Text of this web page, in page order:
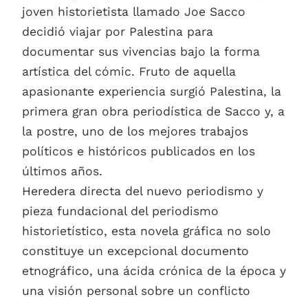
joven historietista llamado Joe Sacco
decidió viajar por Palestina para
documentar sus vivencias bajo la forma
artística del cómic. Fruto de aquella
apasionante experiencia surgió Palestina, la
primera gran obra periodística de Sacco y, a
la postre, uno de los mejores trabajos
políticos e históricos publicados en los
últimos años.
Heredera directa del nuevo periodismo y
pieza fundacional del periodismo
historietístico, esta novela gráfica no solo
constituye un excepcional documento
etnográfico, una ácida crónica de la época y
una visión personal sobre un conflicto